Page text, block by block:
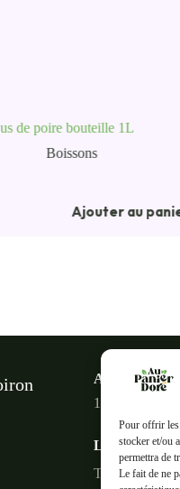
Pour offrir les
stocker et/ou
permettra de
Le fait de ne
de poire bouteille 1L
Boissons
Ajouter au
Au panier doré
18 Rue des
Liens rapides
Tous les